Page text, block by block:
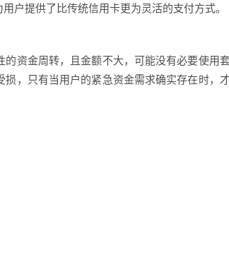
户提供了比传统信用卡更为灵活的支付方式。
资金周转，且金额不大，可能没有必要使用
，只有当用户的紧急资金需求确实存在时，